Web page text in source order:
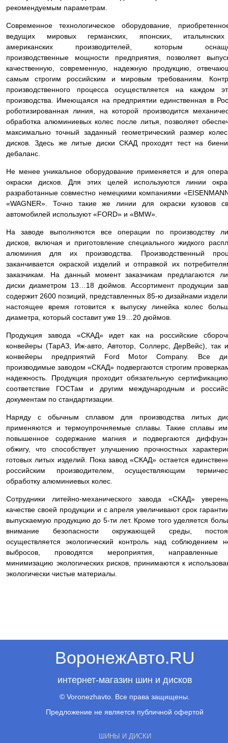
рекомендуемым параметрам.
Современное технологическое оборудование,
ведущих мировых германских, японских,
американских производителей, которым
производственные мощности предприятия, позволяет
качественную, современную, надежную продукцию,
самым строгим российским и мировым требованиям.
производственного процесса осуществляется на каждом
производства. Имеющаяся на предприятии единственная в
роботизированная линия, на которой производится
обработка алюминиевых колес после литья, позволяет
максимально точный заданный геометрический размер
дисков. Здесь же литые диски СКАД проходят тест на
дебаланс.
Не менее уникальное оборудование применяется и для
окраски дисков. Для этих целей используются линии
разработанные совместно немецкими компаниями
«WAGNER». Точно такие же линии для окраски кузовов
автомобилей используют «FORD» и «BMW».
На заводе выполняются все операции по производству
дисков, включая и приготовление специального жидкого
алюминия для их производства. Производственный
заканчивается окраской изделий и отправкой их
заказчикам. На данный момент заказчикам предлагаются
диски диаметром 13…18 дюймов. Ассортимент продукции
содержит 2600 позиций, представленных 85-ю дизайнами
настоящее время готовится к выпуску линейка колес
диаметра, который составит уже 19…20 дюймов.
Продукция завода «СКАД» идет как на российские
конвейеры (ТарАЗ, Иж-авто, Автотор, Соллерс, ДерВейс), так
конвейеры предприятий Ford Motor Company. Все
производимые заводом «СКАД» подвергаются строгим
надежность. Продукция проходит обязательную
соответствие ГОСТам и другим международным и
документам по стандартизации.
Наряду с обычным сплавом для производства литых
применяются и термоупрочняемые сплавы. Такие сплавы
повышенное содержание магния и подвергаются
обжигу, что способствует улучшению прочностных
готовых литых изделий. Пока завод «СКАД» остается
российским производителем, осуществляющим
обработку алюминиевых колес.
Сотрудники литейно-механического завода «СКАД»
качестве своей продукции и с апреля увеличивают срок
выпускаемую продукцию до 5-ти лет. Кроме того уделяется
внимание безопасности окружающей среды,
осуществляется экологический контроль над соблюдением
выбросов, проводятся мероприятия,
минимизацию экологических рисков, принимаются к
экологически чистые материалы.
ВоронежАвто.RU
интернет-магазин шин и дисков
© Voronezhavto. Все права защищены.
Предложение не является публичной офертой
ШИНЫ И ДИСКИ